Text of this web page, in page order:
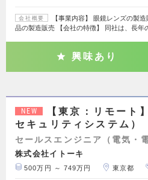
会社概要
【事業内容】 眼鏡レンズの製
品の製造販売 【会社の特徴】 同社は、長年
興味あり
NEW
【東京：リモート
セキュリティシステム）
セールスエンジニア（電気・
株式会社イトーキ
500万円 ～ 749万円 東京都